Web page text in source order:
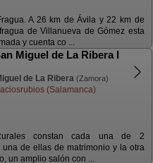
A 26 km de Ávila y 22 km de
de Villanueva de Gómez esta
y cuenta co ...
Miguel de La Ribera I
de La Ribera (Zamora)
(Salamanca)
constan cada una de 2
una de ellas de matrimonio y la otra
un amplio salón con ...